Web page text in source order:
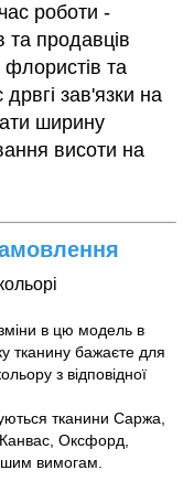
роботи -
та продавців
флористів та
дрвгі зав'язки на
ширину
висоти на
в цю модель в
тканину бажаєте для
з відповідної
тканини Саржа,
Оксфорд,
вимогам.